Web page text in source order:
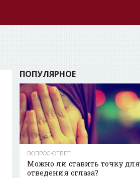
ПОПУЛЯРНОЕ
ВОПРОС-ОТВЕТ
Можно ли ставить точку для
отведения сглаза?